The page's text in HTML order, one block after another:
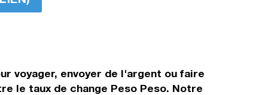
voyager, envoyer de l'argent ou faire
le taux de change Peso Peso. Notre